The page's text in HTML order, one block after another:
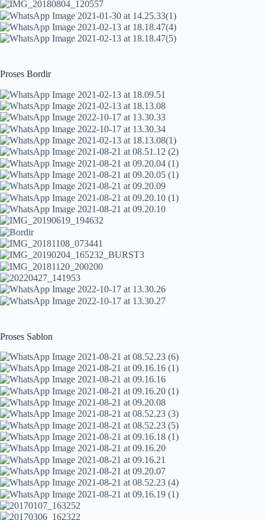
Proses Bordir
Proses Sablon